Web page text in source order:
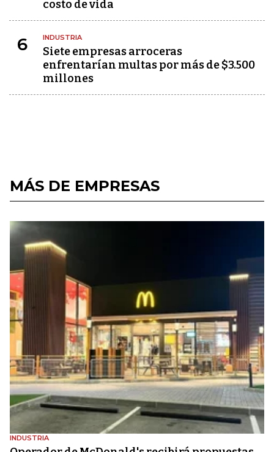
costo de vida
6 INDUSTRIA
Siete empresas arroceras
enfrentarían multas por más de $3.500
millones
MÁS DE EMPRESAS
INDUSTRIA